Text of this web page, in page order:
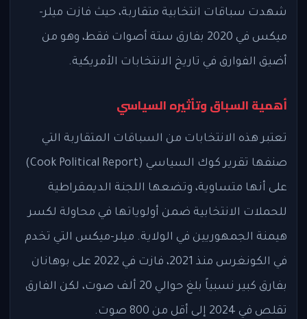
شهدت سباقات انتخابية متقاربة، حيث فازت ميلر-
ميكس في 2020 بفارق ستة أصوات فقط، وهو من
أضيق الفوارق في تاريخ الانتخابات الأمريكية.
أهمية السباق وتأثيره السياسي
تعتبر هذه الانتخابات من السباقات المتقاربة التي
صنفها تقرير كوك السياسي (Cook Political Report)
على أنها متساوية، وتضعها اللجنة الديمقراطية
للحملات الانتخابية ضمن أولوياتها في محاولة لكسر
هيمنة الجمهوريين في الولاية. ميلر-ميكس التي تخدم
في الكونغرس منذ 2021، فازت في 2022 على بوهانان
بفارق كبير نسبياً بلغ حوالي 20 ألف صوت، لكن الفارق
تقلص في 2024 إلى أقل من 800 صوت.